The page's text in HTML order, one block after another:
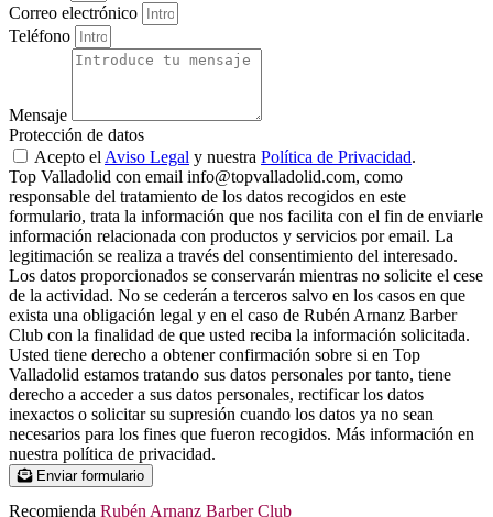
Correo electrónico
Teléfono
Mensaje
Protección de datos
Acepto el Aviso Legal y nuestra Política de Privacidad.
Top Valladolid con email info@topvalladolid.com, como
responsable del tratamiento de los datos recogidos en este
formulario, trata la información que nos facilita con el fin de enviarle
información relacionada con productos y servicios por email. La
legitimación se realiza a través del consentimiento del interesado.
Los datos proporcionados se conservarán mientras no solicite el cese
de la actividad. No se cederán a terceros salvo en los casos en que
exista una obligación legal y en el caso de Rubén Arnanz Barber
Club con la finalidad de que usted reciba la información solicitada.
Usted tiene derecho a obtener confirmación sobre si en Top
Valladolid estamos tratando sus datos personales por tanto, tiene
derecho a acceder a sus datos personales, rectificar los datos
inexactos o solicitar su supresión cuando los datos ya no sean
necesarios para los fines que fueron recogidos. Más información en
nuestra política de privacidad.
Enviar formulario
Recomienda Rubén Arnanz Barber Club